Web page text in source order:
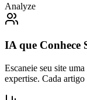
Analyze
IA que Conhece
Escaneie seu site
expertise. Cada